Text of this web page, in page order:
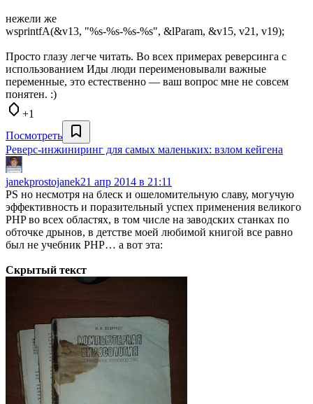
нежели же
wsprintfA(&v13, "%s-%s-%s-%s", &lParam, &v15, v21, v19);
Просто глазу легче читать. Во всех примерах реверсинга с
использованием Иды люди переименовывали важные
переменные, это естественно — ваш вопрос мне не совсем
понятен. :)
+1
Посмотреть
Реверс-инжиниринг для самых маленьких: взлом кейгена
janekprostojanek21 апр 2014 в 21:11
PS но несмотря на блеск и ошеломительную славу, могучую
эффективность и поразительный успех применения великого
PHP во всех областях, в том числе на заводских станках по
обточке дрынов, в детстве моей любимой книгой все равно
был не учебник РНР… а вот эта:
Скрытый текст